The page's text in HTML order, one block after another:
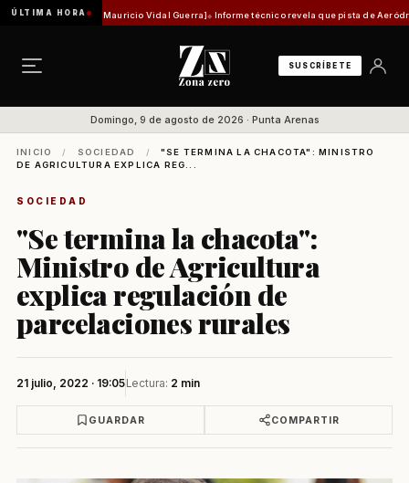
ÚLTIMA HORA
[Por Mauricio Vidal Guerra] Informe técnico revela que pista de Aeródromo de
SUSCRÍBETE
Domingo, 9 de agosto de 2026 · Punta Arenas
INICIO / SOCIEDAD /
"SE TERMINA LA CHACOTA": MINISTRO
DE AGRICULTURA EXPLICA REG...
SOCIEDAD
"Se termina la chacota":
Ministro de Agricultura
explica regulación de
parcelaciones rurales
21 julio, 2022 · 19:05Lectura: 2 min
GUARDAR COMPARTIR